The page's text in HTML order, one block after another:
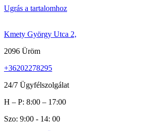
Ugrás a tartalomhoz
Kmety György Utca 2,
2096 Üröm
+36202278295
24/7 Ügyfélszolgálat
H – P: 8:00 – 17:00
Szo: 9:00 - 14: 00